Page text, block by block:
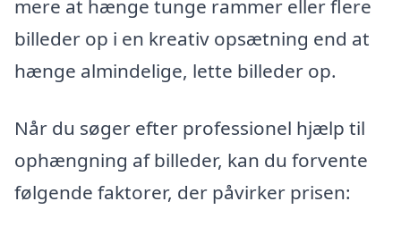
mere at hænge tunge rammer eller flere
billeder op i en kreativ opsætning end at
hænge almindelige, lette billeder op.
Når du søger efter professionel hjælp til
ophængning af billeder, kan du forvente
følgende faktorer, der påvirker prisen: